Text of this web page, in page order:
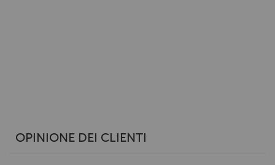
OPINIONE DEI CLIENTI